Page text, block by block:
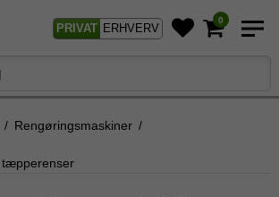
PRIVAT ERHVERV
0
/ Rengøringsmaskiner /
tæpperenser